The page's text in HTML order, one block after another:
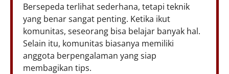
Bersepeda terlihat sederhana, tetapi teknik
yang benar sangat penting. Ketika ikut
komunitas, seseorang bisa belajar banyak hal.
Selain itu, komunitas biasanya memiliki
anggota berpengalaman yang siap
membagikan tips.